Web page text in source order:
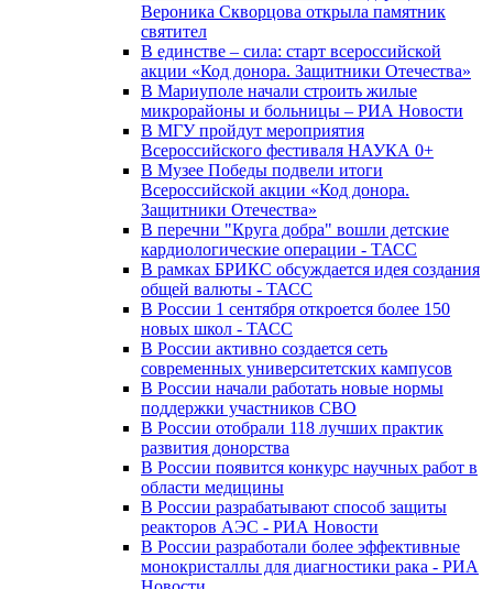
Вероника Скворцова открыла памятник
святител
В единстве – сила: старт всероссийской
акции «Код донора. Защитники Отечества»
В Мариуполе начали строить жилые
микрорайоны и больницы – РИА Новости
В МГУ пройдут мероприятия
Всероссийского фестиваля НАУКА 0+
В Музее Победы подвели итоги
Всероссийской акции «Код донора.
Защитники Отечества»
В перечни "Круга добра" вошли детские
кардиологические операции - ТАСС
В рамках БРИКС обсуждается идея создания
общей валюты - ТАСС
В России 1 сентября откроется более 150
новых школ - ТАСС
В России активно создается сеть
современных университетских кампусов
В России начали работать новые нормы
поддержки участников СВО
В России отобрали 118 лучших практик
развития донорства
В России появится конкурс научных работ в
области медицины
В России разрабатывают способ защиты
реакторов АЭС - РИА Новости
В России разработали более эффективные
монокристаллы для диагностики рака - РИА